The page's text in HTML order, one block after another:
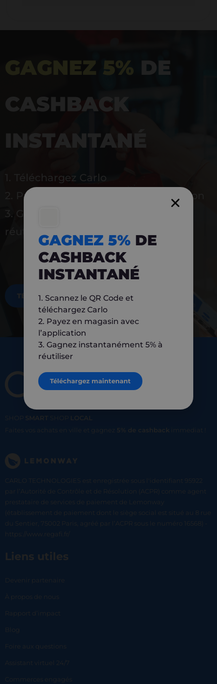
GAGNEZ 5% DE
CASHBACK
INSTANTANÉ
1. Téléchargez Carlo
2. Payez en magasin avec l’application
3. Gagnez instantanément 5 % à
réutiliser
TÉLÉCHARGEZ MAINTENANT
SHOP SMART SHOP
LOCAL
Faites vos achats en ville et gagnez 5% de cashback immediat !
CARLO TECHNOLOGIES est enregistrée sous l'identifiant 95922
par l’Autorité de Contrôle et de Résolution (ACPR) comme agent
prestataire de services de paiement de Lemonway
(établissement de paiement dont le siège social est situé au 8 rue
du Sentier, 75002 Paris, agréé par l’ACPR sous le numéro 16568) -
https://www.regafi.fr/
Liens utiles
Devenir partenaire
À propos de nous
Rapport d’impact
Blog
Foire aux questions
Assistant virtuel 24/7
Commerces engagés
GAGNEZ 5% DE
CASHBACK
INSTANTANÉ
1. Scannez le QR Code et
téléchargez Carlo
2. Payez en magasin avec
l’application
3. Gagnez instantanément 5% à
réutiliser
Téléchargez maintenant